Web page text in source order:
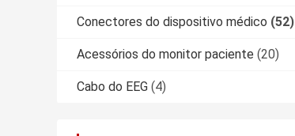
Conectores do dispositivo médico (52)
Acessórios do monitor paciente (20)
Cabo do EEG (4)